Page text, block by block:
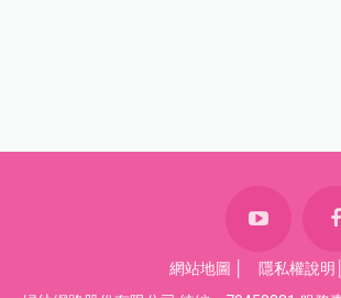
網站地圖 隱私權說明